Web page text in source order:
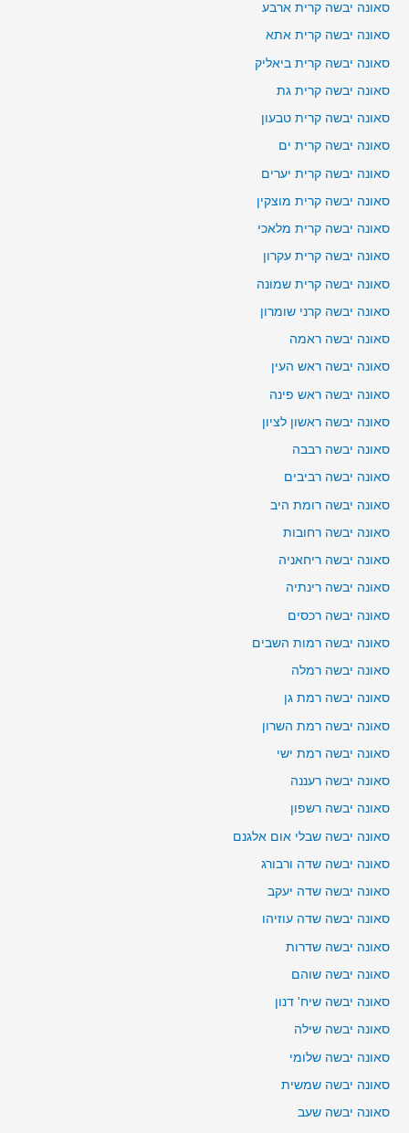
סאונה יבשה קרית ארבע
סאונה יבשה קרית אתא
סאונה יבשה קרית ביאליק
סאונה יבשה קרית גת
סאונה יבשה קרית טבעון
סאונה יבשה קרית ים
סאונה יבשה קרית יערים
סאונה יבשה קרית מוצקין
סאונה יבשה קרית מלאכי
סאונה יבשה קרית עקרון
סאונה יבשה קרית שמונה
סאונה יבשה קרני שומרון
סאונה יבשה ראמה
סאונה יבשה ראש העין
סאונה יבשה ראש פינה
סאונה יבשה ראשון לציון
סאונה יבשה רבבה
סאונה יבשה רביבים
סאונה יבשה רומת היב
סאונה יבשה רחובות
סאונה יבשה ריחאניה
סאונה יבשה רינתיה
סאונה יבשה רכסים
סאונה יבשה רמות השבים
סאונה יבשה רמלה
סאונה יבשה רמת גן
סאונה יבשה רמת השרון
סאונה יבשה רמת ישי
סאונה יבשה רעננה
סאונה יבשה רשפון
סאונה יבשה שבלי אום אלגנם
סאונה יבשה שדה ורבורג
סאונה יבשה שדה יעקב
סאונה יבשה שדה עוזיהו
סאונה יבשה שדרות
סאונה יבשה שוהם
סאונה יבשה שיח' דנון
סאונה יבשה שילה
סאונה יבשה שלומי
סאונה יבשה שמשית
סאונה יבשה שעב